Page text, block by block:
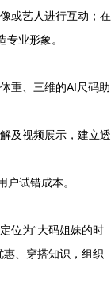
或艺人进行互动；在
业形象。
重、三维的AI尺码助
及视频展示，建立透
户试错成本。
位为“大码姐妹的时
惠、穿搭知识，组织